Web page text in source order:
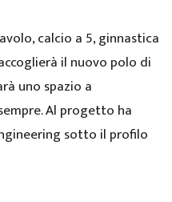
calcio a 5, ginnastica
il nuovo polo di
uno spazio a
Al progetto ha
sotto il profilo